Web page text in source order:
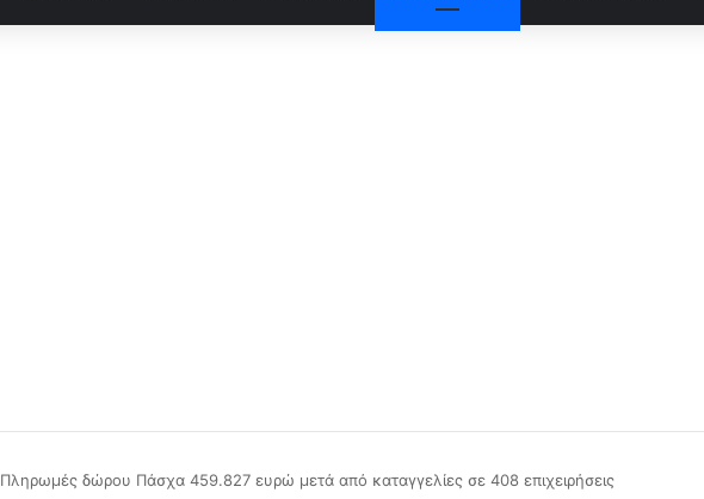
Πληρωμές δώρου Πάσχα 459.827 ευρώ μετά από καταγγελίες σε 408 επιχειρήσεις